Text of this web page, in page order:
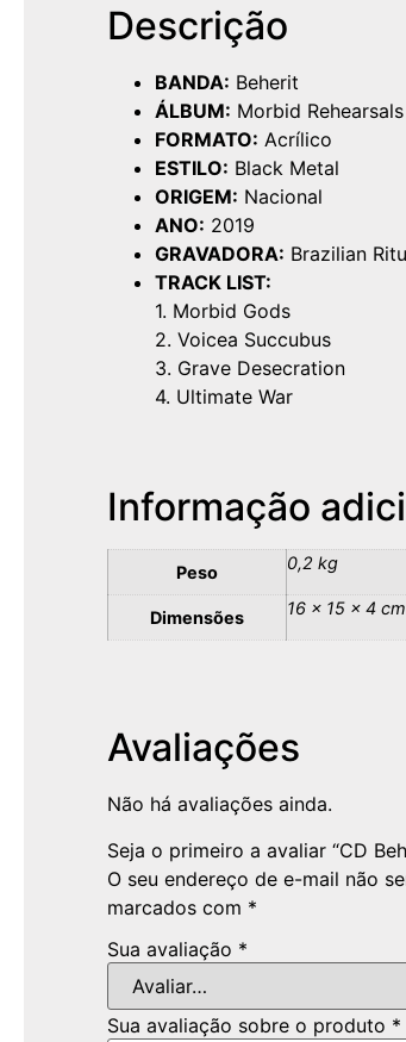
Descrição
BANDA: Beherit
ÁLBUM: Morbid Rehearsals
FORMATO: Acrílico
ESTILO: Black Metal
ORIGEM: Nacional
ANO: 2019
GRAVADORA: Brazilian
TRACK LIST:
1. Morbid Gods
2. Voicea Succubus
3. Grave Desecration
4. Ultimate War
Informação
Peso 0,2 kg
Dimensões 16 × 15 × 4 cm
Avaliações
Não há avaliações ainda.
Seja o primeiro a avaliar “CD
O seu endereço de e-mail não
marcados com *
Sua avaliação *
Sua avaliação sobre o produto *